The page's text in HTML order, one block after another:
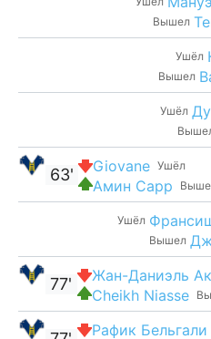
Вышел
Ушёл
Вышел
Ушёл
Ушёл
Giovane
Амин Сарр
63'
Ушёл
Вышел
Жан-Даниэль
Cheikh Niasse
77'
Рафик Бельгали